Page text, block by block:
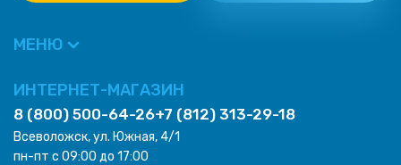
МЕНЮ
ИНТЕРНЕТ-МАГАЗИН
8 (800) 500-64-26+7 (812) 313-29-18
Всеволожск, ул. Южная, 4/1
пн-пт с 09:00 до 17:00